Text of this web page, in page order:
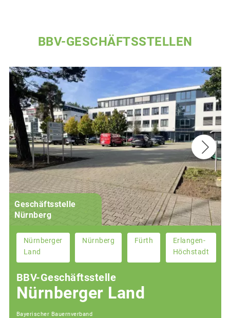
BBV-GESCHÄFTSSTELLEN
Geschäftsstelle
Nürnberg
Nürnberger
Land
Nürnberg Fürth
Erlangen-
Höchstadt
BBV-Geschäftsstelle
Nürnberger Land
Bayerischer Bauernverband